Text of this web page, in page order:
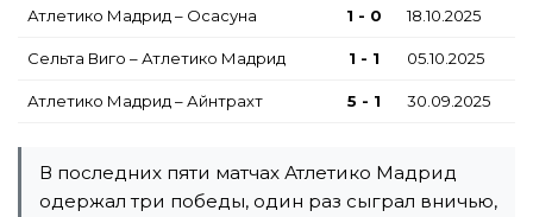
Атлетико Мадрид – Осасуна 1 - 0 18.10.2025
Сельта Виго – Атлетико Мадрид 1 - 1 05.10.2025
Атлетико Мадрид – Айнтрахт 5 - 1 30.09.2025
В последних пяти матчах Атлетико Мадрид
одержал три победы, один раз сыграл вничью,